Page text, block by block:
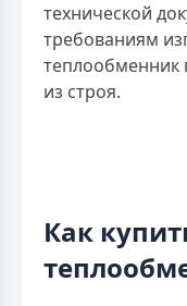
технической
требованиям
из строя.
Как